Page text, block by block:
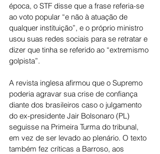
época, o STF disse que a frase referia-se
ao voto popular “e não à atuação de
qualquer instituição”, e o próprio ministro
usou suas redes sociais para se retratar e
dizer que tinha se referido ao “extremismo
golpista”.
A revista inglesa afirmou que o Supremo
poderia agravar sua crise de confiança
diante dos brasileiros caso o julgamento
do ex-presidente Jair Bolsonaro (PL)
seguisse na Primeira Turma do tribunal,
em vez de ser levado ao plenário. O texto
também fez críticas a Barroso, aos